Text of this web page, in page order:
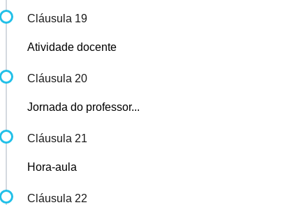
Cláusula 19
Atividade docente
Cláusula 20
Jornada do professor...
Cláusula 21
Hora-aula
Cláusula 22